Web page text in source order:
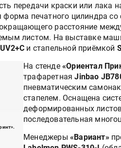
передачи краски или лака
форма печатного цилиндра
расстояние
листом. На выставке
и стапельной приёмкой
На стенде «Ориентал
трафаретнаяJinbao
пневматическим
стапелем. Оснащена
деформированных
последовательная
Менеджеры «Вариант»